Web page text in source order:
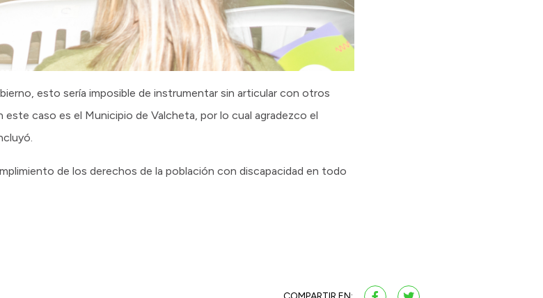
esto sería imposible de instrumentar sin articular con otros
caso es el Municipio de Valcheta, por lo cual agradezco el
de los derechos de la población con discapacidad en todo